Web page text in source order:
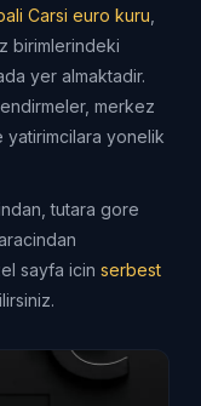
Carsi euro kuru
birimlerindeki
yer almaktadir.
merkez
yatirimcilara yonelik
tutara gore
sayfa icin serbest